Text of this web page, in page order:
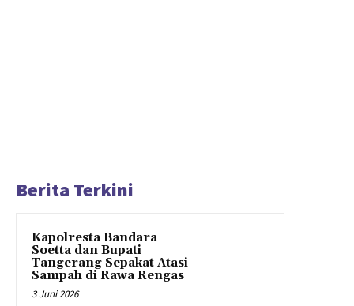
Berita Terkini
Kapolresta Bandara
Soetta dan Bupati
Tangerang Sepakat Atasi
Sampah di Rawa Rengas
3 Juni 2026